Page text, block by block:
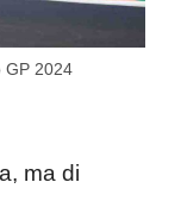
GP 2024
ma di